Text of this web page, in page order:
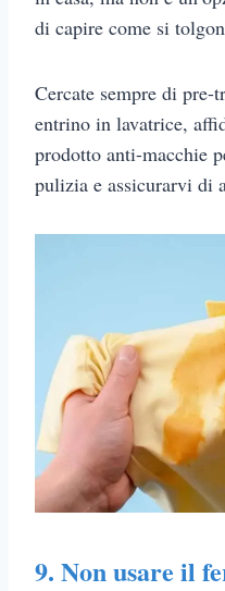
di capire come si
Cercate sempre di pre-
entrino in lavatrice,
prodotto anti-macchie
pulizia e assicurarvi di
9. Non usare il